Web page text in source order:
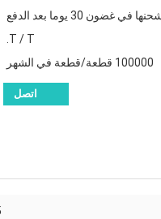
في غضون 30 يوما بعد الدفع
T / T.
100000 قطعة/قطعة في الشهر
اتصل